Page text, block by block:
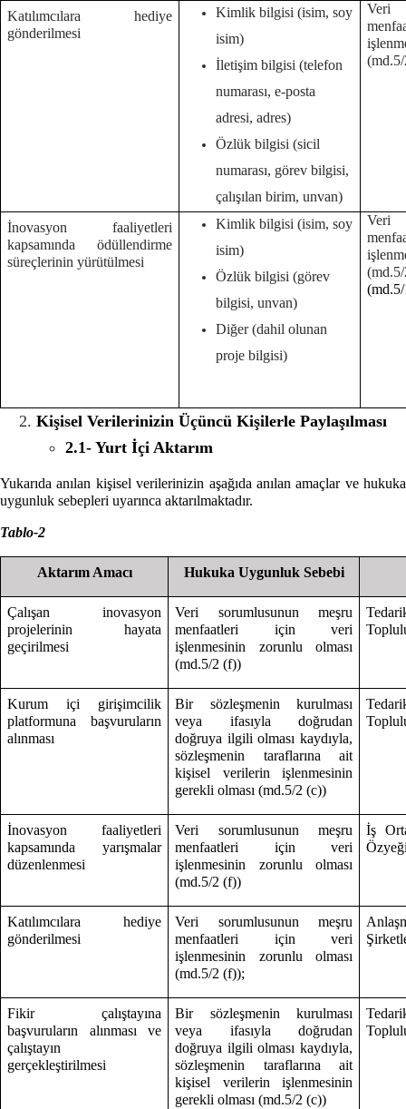
Katılımcılara hediye
gönderilmesi
Kimlik bilgisi (isim, soy
isim)
İletişim bilgisi (telefon
numarası, e-posta
adresi, adres)
Özlük bilgisi (sicil
numarası, görev bilgisi,
çalışılan birim, unvan)
Veri
İnovasyon faaliyetleri
kapsamında ödüllendirme
süreçlerinin yürütülmesi
Kimlik bilgisi (isim, soy
isim)
Özlük bilgisi (görev
bilgisi, unvan)
Diğer (dahil olunan
proje bilgisi)
Veri
Kişisel Verilerinizin Üçüncü Kişilerle Paylaşılması
2.1- Yurt İçi Aktarım
Yukarıda anılan kişisel verilerinizin aşağıda anılan amaçlar ve hukuka
uygunluk sebepleri uyarınca aktarılmaktadır.
Tablo-2
Aktarım Amacı Hukuka Uygunluk Sebebi
Çalışan inovasyon
projelerinin hayata
geçirilmesi
Veri sorumlusunun meşru
menfaatleri için veri
işlenmesinin zorunlu olması
(md.5/2 (f))
Kurum içi girişimcilik
platformuna başvuruların
alınması
Bir sözleşmenin kurulması
veya ifasıyla doğrudan
doğruya ilgili olması kaydıyla,
sözleşmenin taraflarına ait
kişisel verilerin işlenmesinin
gerekli olması (md.5/2 (c))
İnovasyon faaliyetleri
kapsamında yarışmalar
düzenlenmesi
Veri sorumlusunun meşru
menfaatleri için veri
işlenmesinin zorunlu olması
(md.5/2 (f))
İş
Katılımcılara hediye
gönderilmesi
Veri sorumlusunun meşru
menfaatleri için veri
işlenmesinin zorunlu olması
(md.5/2 (f));
Fikir çalıştayına
başvuruların alınması ve
çalıştayın
gerçekleştirilmesi
Bir sözleşmenin kurulması
veya ifasıyla doğrudan
doğruya ilgili olması kaydıyla,
sözleşmenin taraflarına ait
kişisel verilerin işlenmesinin
gerekli olması (md.5/2 (c))